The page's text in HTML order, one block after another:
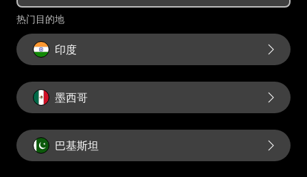
Swift/BIC
热门目的地
印度
墨西哥
巴基斯坦